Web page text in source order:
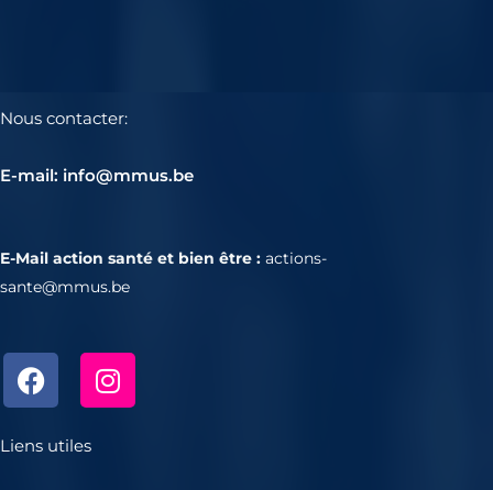
Nous contacter:
E-mail: info@mmus.be
E-Mail action santé et bien être : actions-
sante@mmus.be
F
a
c
e
I
n
s
Liens utiles